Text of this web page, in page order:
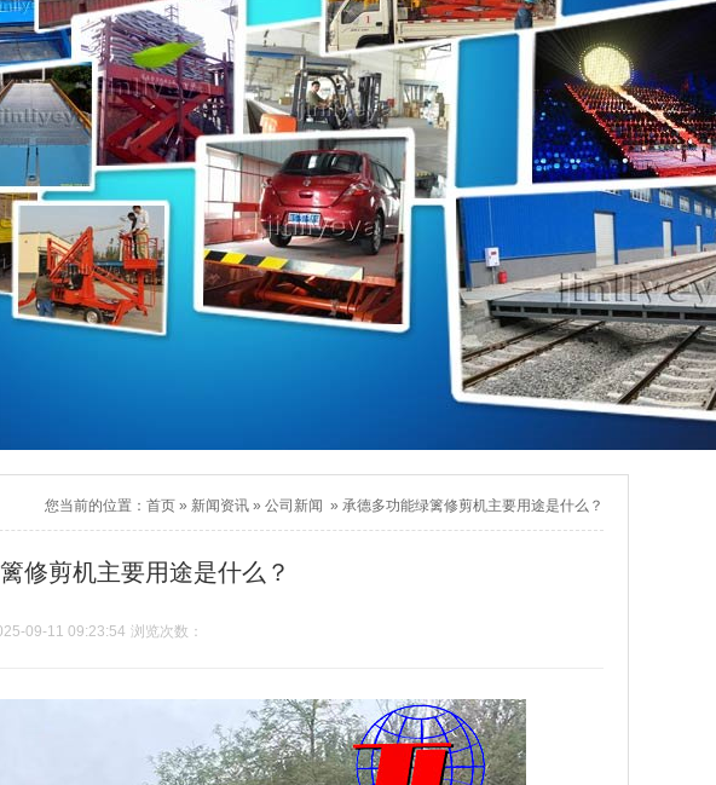
您当前的位置： 首页 » 新闻资讯 » 公司新闻 » 承德多功能绿篱修剪机主要用途是什么？
修剪机主要用途是什么？
09-11 09:23:54 浏览次数：